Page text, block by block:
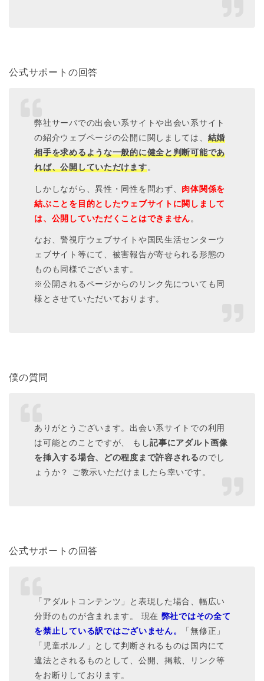
公式サポートの回答
弊社サーバでの出会い系サイトや出会い系サイト
の紹介ウェブページの公開に関しましては、 結婚
相手を求めるような一般的に健全と判断可能であ
れば、公開していただけます。
しかしながら、異性・同性を問わず、 肉体関係を
結ぶことを目的としたウェブサイトに関しまして
は、公開していただくことはできません。
なお、警視庁ウェブサイトや国民生活センターウ
ェブサイト等にて、被害報告が寄せられる形態の
ものも同様でございます。
※公開されるページからのリンク先についても同
様とさせていただいております。
僕の質問
ありがとうございます。出会い系サイトでの利用
は可能とのことですが、 もし記事にアダルト画像
を挿入する場合、どの程度まで許容されるのでし
ょうか？ ご教示いただけましたら幸いです。
公式サポートの回答
「アダルトコンテンツ」と表現した場合、幅広い
分野のものが含まれます。 現在 弊社ではその全て
を禁止している訳ではございません。
「無修正」
「児童ポルノ」として判断されるものは国内にて
違法とされるものとして、公開、掲載、リンク等
をお断りしております。